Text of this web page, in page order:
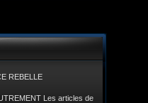
REBELLE
Les articles de